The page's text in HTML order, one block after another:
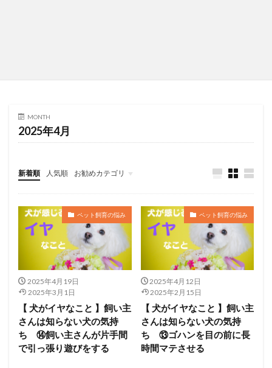
MONTH
2025年4月
新着順 人気順 お勧めカテゴリ
未分類
ペット飼育の悩み
2025年4月19日
2025年3月1日
【 犬がイヤなこと 】飼い主
さんは知らない犬の気持
ち ⑭飼い主さんが片手間
で引っ張り遊びをする
ペット飼育の悩み
2025年4月12日
2025年2月15日
【 犬がイヤなこと 】飼い主
さんは知らない犬の気持
ち ⑬ゴハンを目の前に長
時間マテさせる